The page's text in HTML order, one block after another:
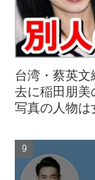
台湾・蔡英
去に稲田朋美
写真の人物は